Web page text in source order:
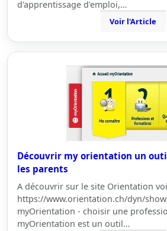
d'apprentissage d'emploi,…
Voir l'Article
Découvrir my orientation un
les parents
A découvrir sur le site Orientation
https://www.orientation.ch/dyn/
myOrientation - choisir une
myOrientation est un outil…